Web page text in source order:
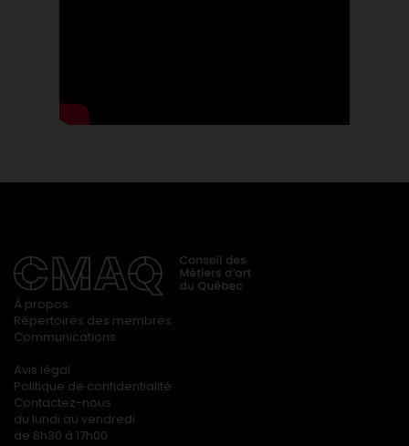
À propos
Répertoires des membres
Communications
Avis légal
Politique de confidentialité
Contactez-nous
du lundi au vendredi
de 8h30 à 17h00